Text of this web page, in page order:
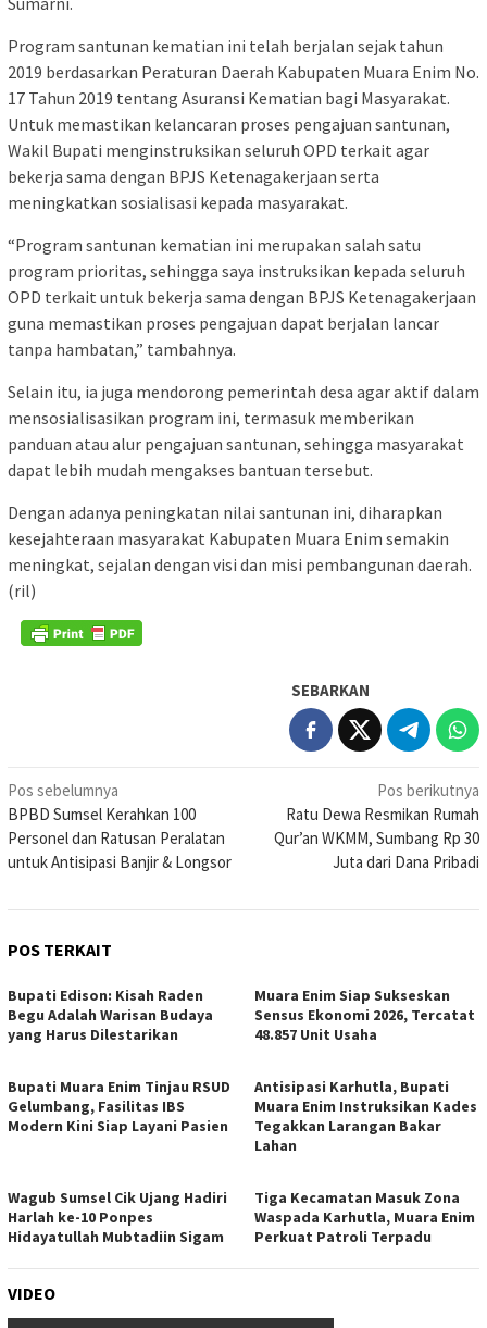
Program santunan kematian ini telah berjalan sejak tahun
2019 berdasarkan Peraturan Daerah Kabupaten Muara Enim No.
17 Tahun 2019 tentang Asuransi Kematian bagi Masyarakat.
Untuk memastikan kelancaran proses pengajuan santunan,
Wakil Bupati menginstruksikan seluruh OPD terkait agar
bekerja sama dengan BPJS Ketenagakerjaan serta
meningkatkan sosialisasi kepada masyarakat.
“Program santunan kematian ini merupakan salah satu
program prioritas, sehingga saya instruksikan kepada seluruh
OPD terkait untuk bekerja sama dengan BPJS Ketenagakerjaan
guna memastikan proses pengajuan dapat berjalan lancar
tanpa hambatan,” tambahnya.
Selain itu, ia juga mendorong pemerintah desa agar aktif dalam
mensosialisasikan program ini, termasuk memberikan
panduan atau alur pengajuan santunan, sehingga masyarakat
dapat lebih mudah mengakses bantuan tersebut.
Dengan adanya peningkatan nilai santunan ini, diharapkan
kesejahteraan masyarakat Kabupaten Muara Enim semakin
meningkat, sejalan dengan visi dan misi pembangunan daerah.
(ril)
SEBARKAN
Navigasi
pos
Pos sebelumnya
BPBD Sumsel Kerahkan 100
Personel dan Ratusan Peralatan
untuk Antisipasi Banjir & Longsor
Pos berikutnya
Ratu Dewa Resmikan Rumah
Qur’an WKMM, Sumbang Rp 30
Juta dari Dana Pribadi
POS TERKAIT
Bupati Edison: Kisah Raden
Begu Adalah Warisan Budaya
yang Harus Dilestarikan
Muara Enim Siap Sukseskan
Sensus Ekonomi 2026, Tercatat
48.857 Unit Usaha
Bupati Muara Enim Tinjau RSUD
Gelumbang, Fasilitas IBS
Modern Kini Siap Layani Pasien
Antisipasi Karhutla, Bupati
Muara Enim Instruksikan Kades
Tegakkan Larangan Bakar
Lahan
Wagub Sumsel Cik Ujang Hadiri
Harlah ke-10 Ponpes
Hidayatullah Mubtadiin Sigam
Tiga Kecamatan Masuk Zona
Waspada Karhutla, Muara Enim
Perkuat Patroli Terpadu
VIDEO